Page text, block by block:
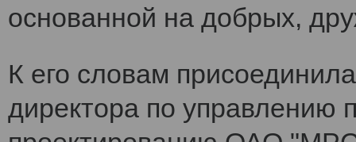
основанной на добрых,
К его словам
директора по управлению